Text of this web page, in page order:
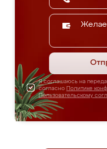
Я соглашаюсь на
согласно Политике
Пользовательскому